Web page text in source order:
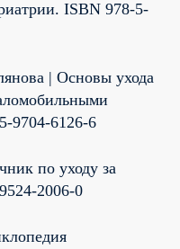
ISBN 978-5-
| Основы ухода
9704-6126-6
по уходу за
2006-0